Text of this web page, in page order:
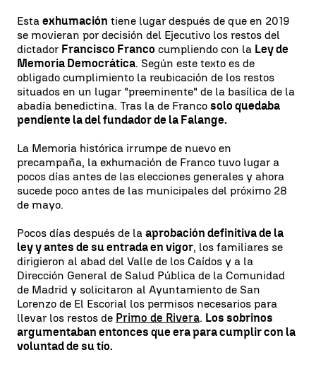
Esta exhumación tiene lugar después de que en 2019
se movieran por decisión del Ejecutivo los restos del
dictador Francisco Franco cumpliendo con la Ley de
Memoria Democrática. Según este texto es de
obligado cumplimiento la reubicación de los restos
situados en un lugar "preeminente" de la basílica de la
abadía benedictina. Tras la de Franco solo quedaba
pendiente la del fundador de la Falange.
La Memoria histórica irrumpe de nuevo en
precampaña, la exhumación de Franco tuvo lugar a
pocos días antes de las elecciones generales y ahora
sucede poco antes de las municipales del próximo 28
de mayo.
Pocos días después de la aprobación definitiva de la
ley y antes de su entrada en vigor, los familiares se
dirigieron al abad del Valle de los Caídos y a la
Dirección General de Salud Pública de la Comunidad
de Madrid y solicitaron al Ayuntamiento de San
Lorenzo de El Escorial los permisos necesarios para
llevar los restos de Primo de Rivera. Los sobrinos
argumentaban entonces que era para cumplir con la
voluntad de su tío.